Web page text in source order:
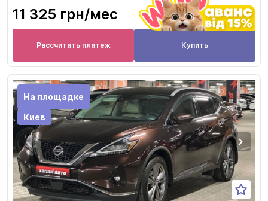
11 325 грн/мес
Рассчитать платеж Купить
На площадке
Киев